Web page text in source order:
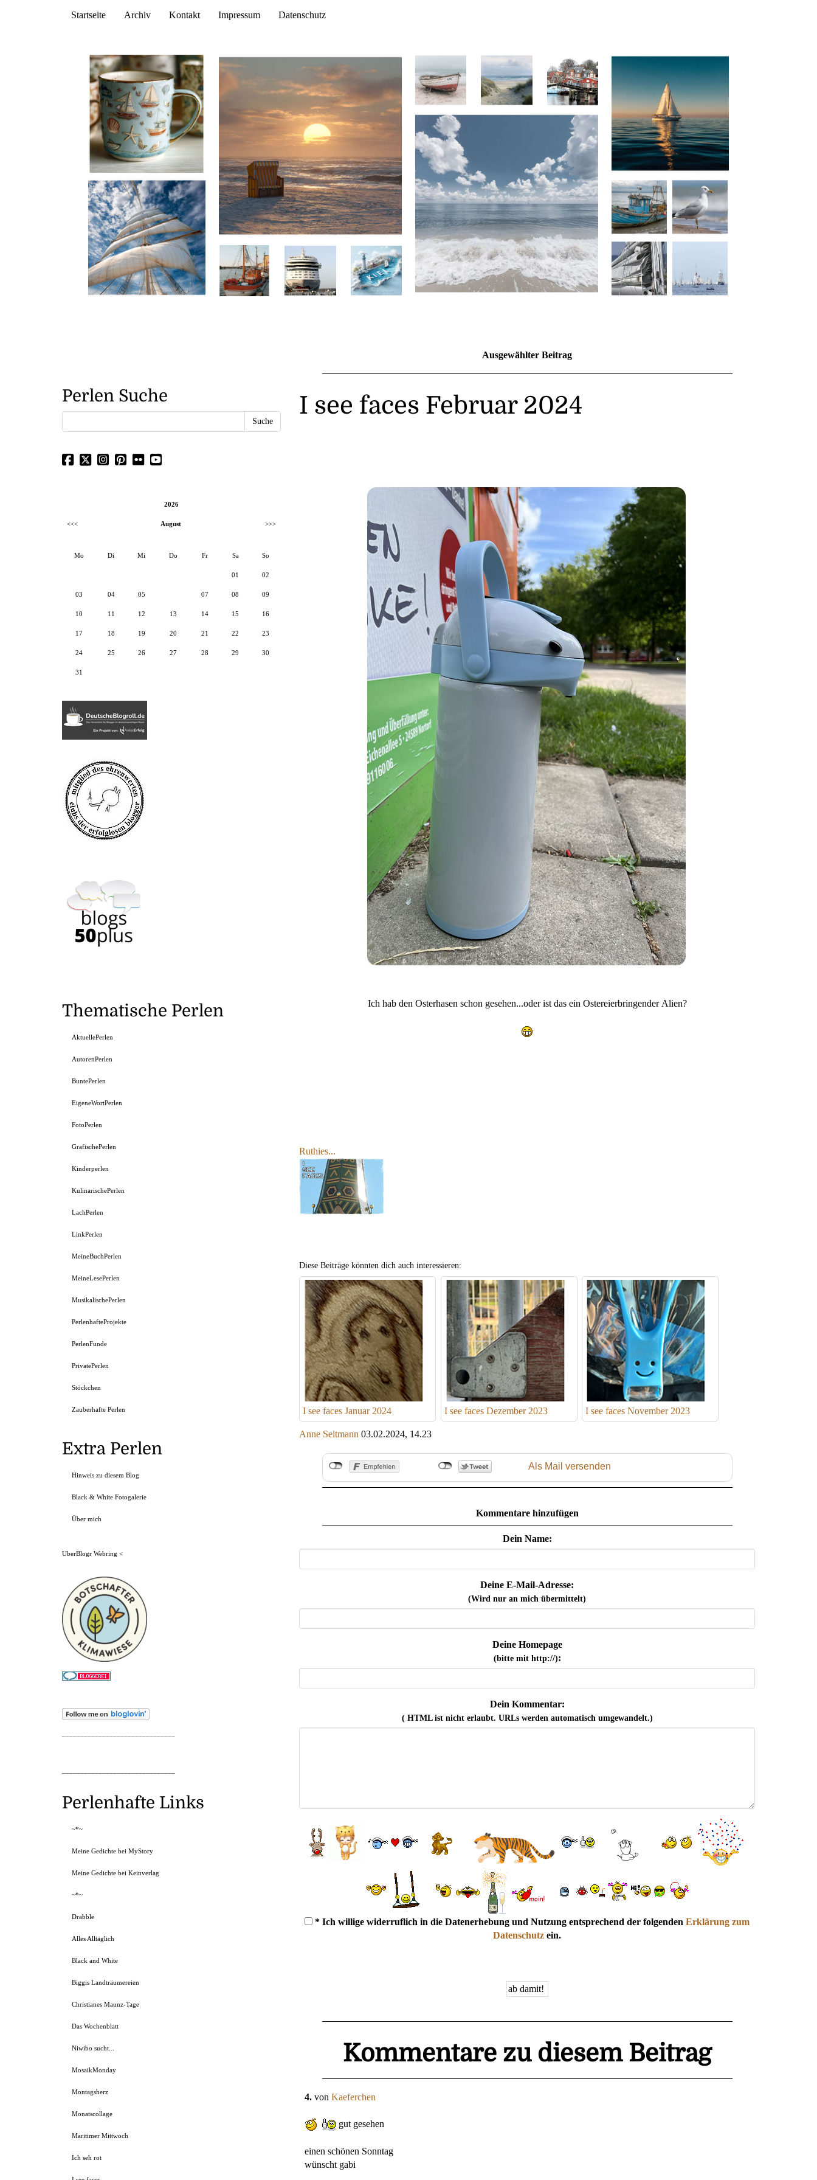
Startseite Archiv Kontakt Impressum Datenschutz
Ausgewählter Beitrag
I see faces Februar 2024
Ich hab den Osterhasen schon gesehen...oder ist das ein Ostereierbringender Alien?
Ruthies...
Diese Beiträge könnten dich auch interessieren:
I see faces Januar 2024 I see faces Dezember 2023 I see faces November 2023
Anne Seltmann 03.02.2024, 14.23
Als Mail versenden
Kommentare hinzufügen
Dein Name:
Deine E-Mail-Adresse:
(Wird nur an mich übermittelt)
Deine Homepage
(bitte mit http://):
Dein Kommentar:
( HTML ist nichterlaubt. URLs werden automatisch umgewandelt.)
* Ich willige widerruflich in die Datenerhebung und Nutzung entsprechend der folgenden Erklärung zum
Datenschutz ein.
Kommentare zu diesem Beitrag
4. von Kaeferchen
gut gesehen
einen schönen Sonntag
wünscht gabi
Perlen Suche
2026
<<< August >>>
Mo Di Mi Do Fr Sa So
01 02
03 04 05 07 08 09
10 11 12 13 14 15 16
17 18 19 20 21 22 23
24 25 26 27 28 29 30
31
Thematische Perlen
AktuellePerlen
AutorenPerlen
BuntePerlen
EigeneWortPerlen
FotoPerlen
GrafischePerlen
Kinderperlen
KulinarischePerlen
LachPerlen
LinkPerlen
MeineBuchPerlen
MeineLesePerlen
MusikalischePerlen
PerlenhafteProjekte
PerlenFunde
PrivatePerlen
Stöckchen
Zauberhafte Perlen
Extra Perlen
Hinweis zu diesem Blog
Black & White Fotogalerie
Über mich
UberBlogr Webring <
Perlenhafte Links
~*~
Meine Gedichte bei MyStory
Meine Gedichte bei Keinverlag
~*~
Drabble
Alles Alltäglich
Black and White
Biggis Landträumereien
Christianes Maunz-Tage
Das Wochenblatt
Niwibo sucht...
MosaikMonday
Montagsherz
Monatscollage
Maritimer Mittwoch
Ich seh rot